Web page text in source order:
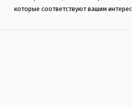
которые соответствуют вашим